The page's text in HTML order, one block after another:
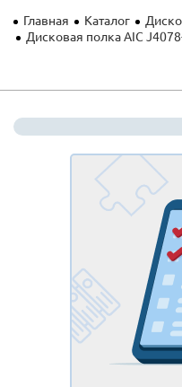
Главная Каталог
Дисковая полка AIC